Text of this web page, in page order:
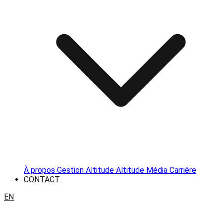
À propos Gestion Altitude Altitude Média Carrière
CONTACT
EN